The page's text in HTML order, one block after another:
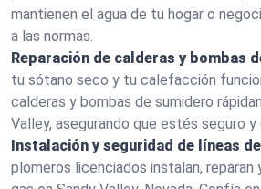
mantienen el agua de tu hogar o
a las normas.
Reparación de calderas y bombas
tu sótano seco y tu calefacción
calderas y bombas de sumidero
Valley, asegurando que estés seguro
Instalación y seguridad de líneas
plomeros licenciados instalan, reparan